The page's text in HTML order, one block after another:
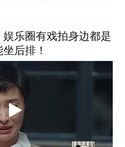
乐圈有戏拍身边都是
后排！